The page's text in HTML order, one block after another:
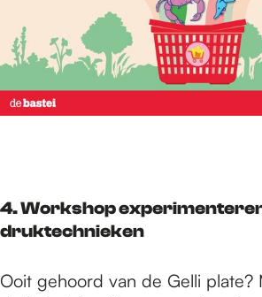
4. Workshop
druktechnieken
Ooit gehoord van de Gelli plate?